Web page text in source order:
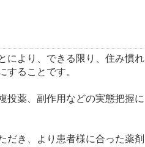
により、できる限り、住み慣れ
ることです。
投薬、副作用などの実態把握に
だき、より患者様に合った薬剤